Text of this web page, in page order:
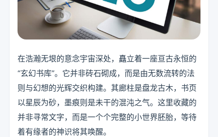
在浩瀚无垠的意念宇宙深处，矗立着一座亘古永恒的
“玄幻书库”。它并非砖石砌成，而是由无数流转的法
则与幻想的光辉交织构建。其廊柱是盘龙古木，书页
以星辰为砂，墨痕则是未干的混沌之气。这里收藏的
并非寻常文字，而是一个个完整的小世界胚胎，等待
着有缘者的神识将其唤醒。